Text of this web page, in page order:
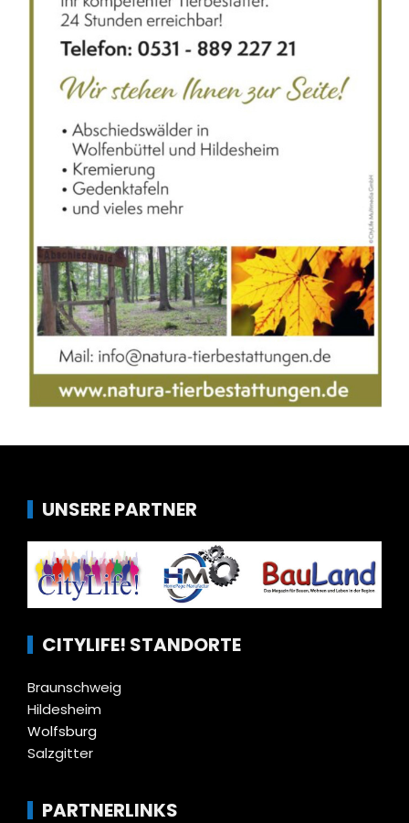
UNSERE PARTNER
CITYLIFE! STANDORTE
Braunschweig
Hildesheim
Wolfsburg
Salzgitter
PARTNERLINKS